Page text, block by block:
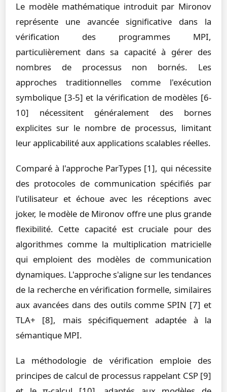
Le modèle mathématique introduit par Mironov
représente une avancée significative dans la
vérification des programmes MPI,
particulièrement dans sa capacité à gérer des
nombres de processus non bornés. Les
approches traditionnelles comme l'exécution
symbolique [3-5] et la vérification de modèles [6-
10] nécessitent généralement des bornes
explicites sur le nombre de processus, limitant
leur applicabilité aux applications scalables réelles.
Comparé à l'approche ParTypes [1], qui nécessite
des protocoles de communication spécifiés par
l'utilisateur et échoue avec les réceptions avec
joker, le modèle de Mironov offre une plus grande
flexibilité. Cette capacité est cruciale pour des
algorithmes comme la multiplication matricielle
qui emploient des modèles de communication
dynamiques. L'approche s'aligne sur les tendances
de la recherche en vérification formelle, similaires
aux avancées dans des outils comme SPIN [7] et
TLA+ [8], mais spécifiquement adaptée à la
sémantique MPI.
La méthodologie de vérification emploie des
principes de calcul de processus rappelant CSP [9]